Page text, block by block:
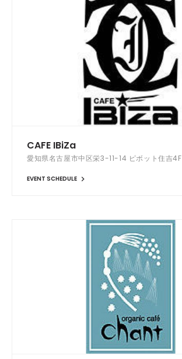
CAFE IBiZa
愛知県名古屋市中区栄3-11-14 ピボット住吉4F
EVENT SCHEDULE